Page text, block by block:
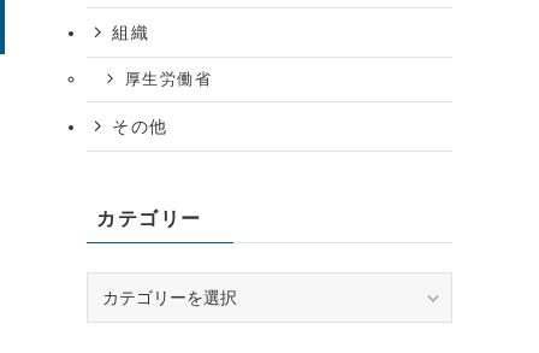
組織
厚生労働省
その他
カテゴリー
テ